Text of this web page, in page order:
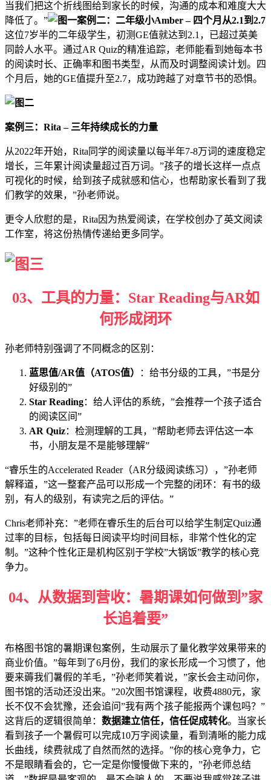
当我们把这个折线图给到家长的时候，沟通的成本和难度大大
降低了。”
案例二：二年级小Amber – 四个月从2.1到2.7
这位7岁半的二年级学生，初测GE值就达到2.1，已超过英美
同龄人水平。通过AR Quiz的精准追踪，老师能看到她每本书
的阅读时长、正确率和图书类型，从而及时调整阅读计划。四
个月后，她的GE值提升至2.7，成功跨越了对章节书的恐惧。
案例三：Rita – 三年持续成长的力量
从2022年开始，Rita同学的阅读量以每半年7-8万词的速度稳定
增长，三年累计阅读量超过百万词。”孩子的增长这样一点点
可视化的时候，给到孩子成就感和信心，也帮助家长看到了我
们教学的效果，”孙老师说。
更令人欣慰的是，Rita因为热爱阅读，在学校创办了英文阅读
工作室，将这份热情传递给更多同学。
03、 工具的力量： Star Reading与AR如
何形成闭环
孙老师特别强调了不同概念的区别：
蓝思值/AR值（ATOS值）
：给书分级的工具，”书是分
好级别的”
Star Reading：给人评估的系统，”会推荐一个孩子适合
的阅读区间”
AR Quiz：检测理解的工具，”帮助老师去评估这一本
书，小朋友是不是能够理解”
“睿乐生的Accelerated Reader（AR分级阅读练习），”孙老师
解释道，”这一整套产品可以形成一个完整的闭环：有书的级
别，有人的级别，有读完之后的评估。”
Chris老师补充：”老师在睿乐生的后台可以给学生制定Quiz通
过率的目标，包括每日阅读平均时间目标，非常个性化的定
制。”这种个性化正是机构区别于学校”大锅饭”教学的核心竞
争力。
04、 从数据到营收：暑期课如何做到”家
长追着要”
布格图书馆的暑期课包案例，生动展示了量化教学效果带来的
商业价值。”每年到了6月份，我们的家长形成一个习惯了，他
要来薅我们暑假的羊毛，”孙老师笑着说，”家长会主动问你，
图书馆的活动还没出来。”20次图书馆课程，收费4880元，家
长不仅不会犹豫，还会追问”我有两个孩子能报两个课包吗？”
这背后的逻辑很简单： 数据建立信任，信任促成转化。当家长
看到孩子一个暑假可以完成10万字阅读量，看到清晰的能力成
长曲线，续费就成了自然而然的选择。”你的核心竞争力，它
不是眼睛看会的，它一定是你慢慢做下来的，”孙老师总结